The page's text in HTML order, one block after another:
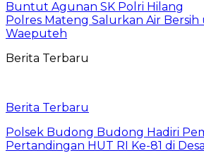
Buntut Agunan SK Polri Hilang
Polres Mateng Salurkan Air
Waeputeh
Berita Terbaru
Berita Terbaru
Polsek Budong Budong Hadiri
Pertandingan HUT RI Ke-81 di